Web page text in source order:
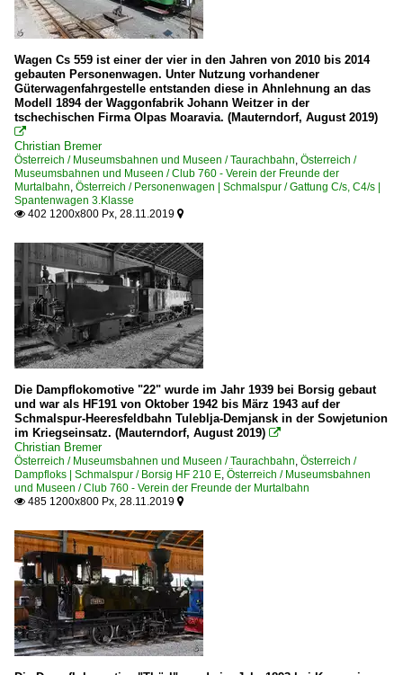
Wagen Cs 559 ist einer der vier in den Jahren von 2010 bis 2014
gebauten Personenwagen. Unter Nutzung vorhandener
Güterwagenfahrgestelle entstanden diese in Ahnlehnung an das
Modell 1894 der Waggonfabrik Johann Weitzer in der
tschechischen Firma Olpas Moaravia. (Mauterndorf, August 2019)

Christian Bremer
Österreich / Museumsbahnen und Museen / Taurachbahn, Österreich /
Museumsbahnen und Museen / Club 760 - Verein der Freunde der
Murtalbahn, Österreich / Personenwagen | Schmalspur / Gattung C/s, C4/s |
Spantenwagen 3.Klasse
 402 1200x800 Px, 28.11.2019 
Die Dampflokomotive "22" wurde im Jahr 1939 bei Borsig gebaut
und war als HF191 von Oktober 1942 bis März 1943 auf der
Schmalspur-Heeresfeldbahn Tuleblja-Demjansk in der Sowjetunion
im Kriegseinsatz. (Mauterndorf, August 2019) 
Christian Bremer
Österreich / Museumsbahnen und Museen / Taurachbahn, Österreich /
Dampfloks | Schmalspur / Borsig HF 210 E, Österreich / Museumsbahnen
und Museen / Club 760 - Verein der Freunde der Murtalbahn
 485 1200x800 Px, 28.11.2019 